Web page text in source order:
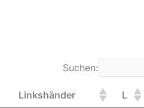
Suchen:
Linkshänder L